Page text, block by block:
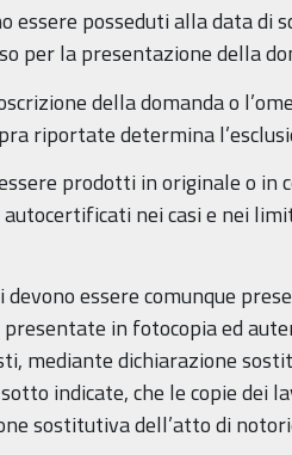
essere posseduti alla data di
per la presentazione della
della domanda o
riportate determina
prodotti in originale o in
autocertificati nei casi e nei
devono essere comunque
presentate in fotocopia ed
mediante dichiarazione
indicate, che le copie dei
sostitutiva dell’atto di